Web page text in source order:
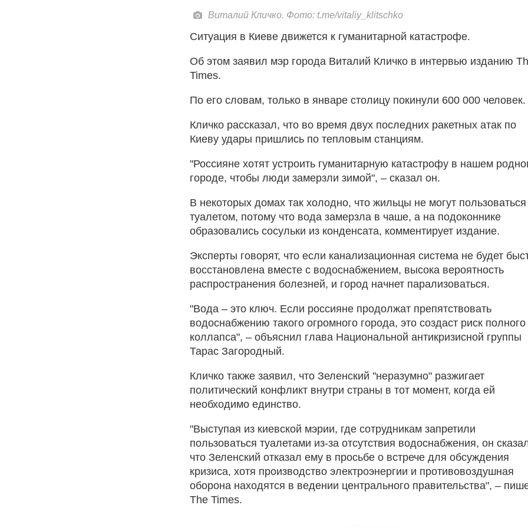
Виталий Кличко. Фото: t.me/vitaliy_klitschko
Ситуация в Киеве движется к гуманитарной катастрофе.
Об этом заявил мэр города Виталий Кличко в интервью изданию
Times.
По его словам, только в январе столицу покинули 600 000 человек.
Кличко рассказал, что во время двух последних ракетных атак по
Киеву удары пришлись по тепловым станциям.
"Россияне хотят устроить гуманитарную катастрофу в нашем
городе, чтобы люди замерзли зимой", – сказал он.
В некоторых домах так холодно, что жильцы не могут пользоваться
туалетом, потому что вода замерзла в чаше, а на подоконнике
образовались сосульки из конденсата, комментирует издание.
Эксперты говорят, что если канализационная система не будет
восстановлена вместе с водоснабжением, высока вероятность
распространения болезней, и город начнет парализоваться.
"Вода – это ключ. Если россияне продолжат препятствовать
водоснабжению такого огромного города, это создаст риск полного
коллапса", – объяснил глава Национальной антикризисной группы
Тарас Загородный.
Кличко также заявил, что Зеленский "неразумно" разжигает
политический конфликт внутри страны в тот момент, когда ей
необходимо единство.
"Выступая из киевской мэрии, где сотрудникам запретили
пользоваться туалетами из-за отсутствия водоснабжения, он
что Зеленский отказал ему в просьбе о встрече для обсуждения
кризиса, хотя производство электроэнергии и противовоздушная
оборона находятся в ведении центрального правительства", –
The Times.